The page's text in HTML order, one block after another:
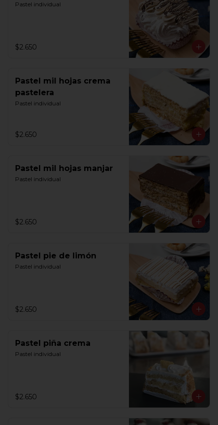
Pastel individual
$2.650
Pastel mil hojas crema
pastelera
Pastel individual
$2.650
Pastel mil hojas manjar
Pastel individual
$2.650
Pastel pie de limón
Pastel individual
$2.650
Pastel piña crema
Pastel individual
$2.650